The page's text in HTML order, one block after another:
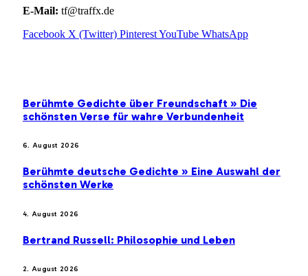
E-Mail: tf@traffx.de
Facebook X (Twitter) PinterestYouTube WhatsApp
Berühmte Gedichte über Freundschaft » Die
schönsten Verse für wahre Verbundenheit
6. August 2026
Berühmte deutsche Gedichte » Eine Auswahl der
schönsten Werke
4. August 2026
Bertrand Russell: Philosophie und Leben
2. August 2026